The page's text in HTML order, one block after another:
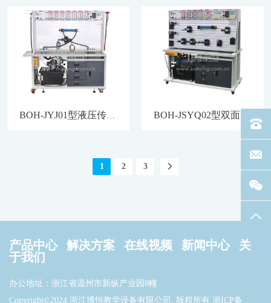
1 2 3
产品中心 解决方案 在线视频 新闻中心
关
于我们
办公地址：浙江省温州市新纵产业园8幢
Copyright©2024 浙江博恒教学设备有限公司. 版权所有 浙ICP备
电话
联系
返回